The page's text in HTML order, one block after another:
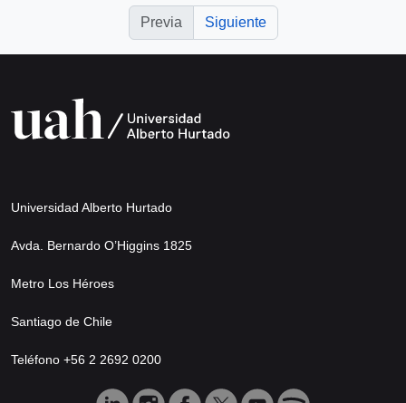
Previa Siguiente
Universidad Alberto Hurtado
Avda. Bernardo O’Higgins 1825
Metro Los Héroes
Santiago de Chile
Teléfono +56 2 2692 0200